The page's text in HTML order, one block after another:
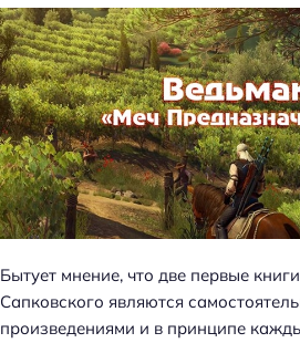
Бытует мнение, что две первые
Сапковского являются
произведениями и в принципе